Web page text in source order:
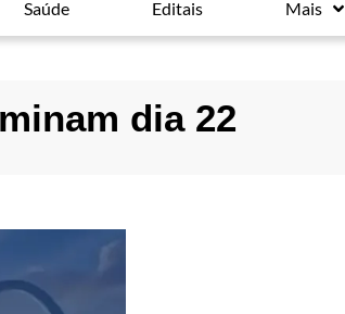
Saúde Editais Mais
dia 22